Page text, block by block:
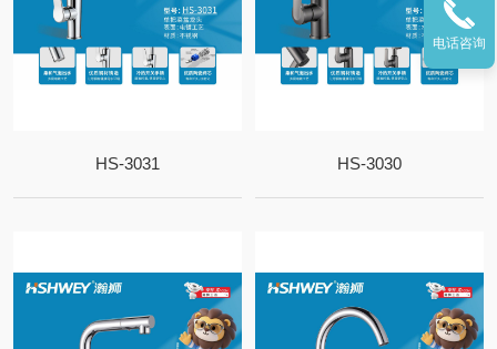
HS-3031 HS-3030
电话咨询